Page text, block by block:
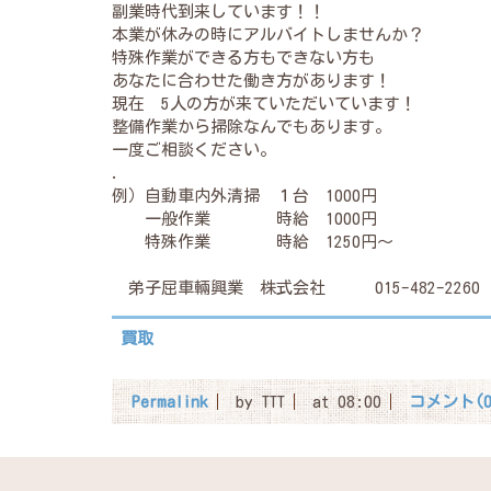
副業時代到来しています！！
本業が休みの時にアルバイトしませんか？
特殊作業ができる方もできない方も
あなたに合わせた働き方があります！
現在 5人の方が来ていただいています！
整備作業から掃除なんでもあります。
一度ご相談ください。
.
例）自動車内外清掃 １台 1000円
一般作業 時給 1000円
特殊作業 時給 1250円～
弟子屈車輛興業 株式会社 015-482-2260
買取
Permalink by TTT at 08:00 コメント